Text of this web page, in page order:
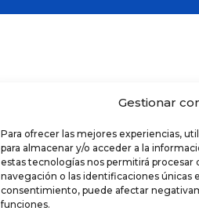
Gestionar
Para ofrecer las mejores experiencias,
para almacenar y/o acceder a la
estas tecnologías nos permitirá
navegación o las identificaciones únicas
consentimiento, puede afectar
funciones.